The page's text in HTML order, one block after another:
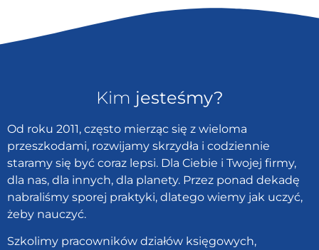
Kim jesteśmy?
Od roku 2011, często mierząc się z wieloma
przeszkodami, rozwijamy skrzydła i codziennie
staramy się być coraz lepsi. Dla Ciebie i Twojej firmy,
dla nas, dla innych, dla planety. Przez ponad dekadę
nabraliśmy sporej praktyki, dlatego wiemy jak uczyć,
żeby nauczyć.
Szkolimy pracowników działów księgowych,